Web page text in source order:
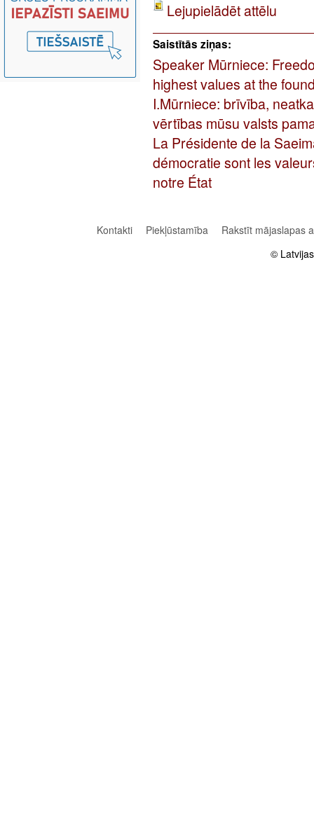
Lejupielādēt attēlu
Saistītās ziņas:
Speaker Mūrniece:
highest values at the
I.Mūrniece: brīvība,
vērtības mūsu valsts
La Présidente de la
démocratie sont les
notre État
Kontakti Piekļūstamība
Rakstīt mājaslapas
©